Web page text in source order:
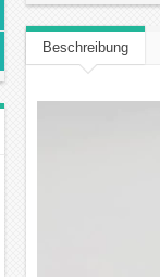
Beschreibung